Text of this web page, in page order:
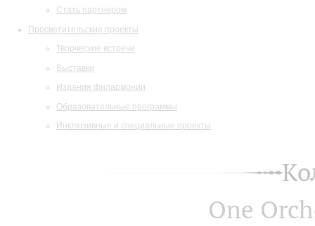
Стать партнером
Просветительские проекты
Творческие встречи
Выставки
Издания филармонии
Образовательные программы
Инклюзивные и специальные проекты
One